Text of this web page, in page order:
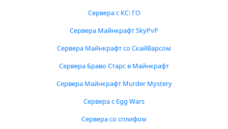
Сервера с КС: ГО
Сервера Майнкрафт SkyPvP
Сервера Майнкрафт со СкайВарсом
Сервера Браво Старс в Майнкрафт
Сервера Майнкрафт Murder Mystery
Сервера с Egg Wars
Сервера со сплифом